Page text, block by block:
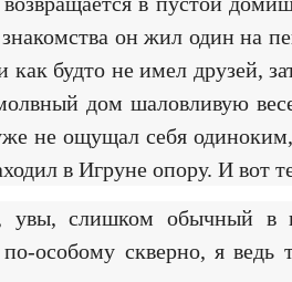
он жил один на
будто не имел друзей,
дом шаловливую
не ощущал себя
в Игруне опору. И вот
увы, слишком обычный в
особому скверно, я